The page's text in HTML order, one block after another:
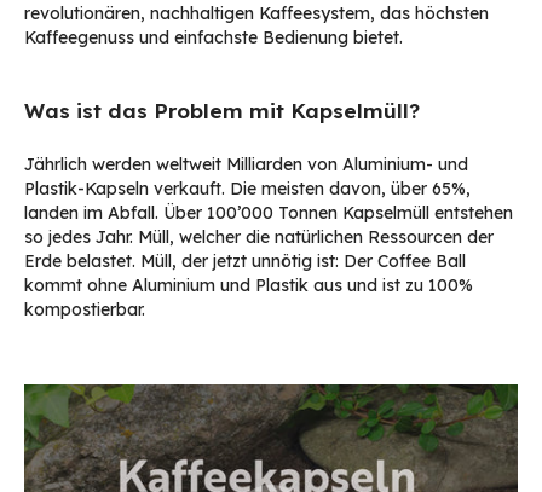
revolutionären, nachhaltigen Kaffeesystem, das höchsten
Kaffeegenuss und einfachste Bedienung bietet.
Was ist das Problem mit Kapselmüll?
Jährlich werden weltweit Milliarden von Aluminium- und
Plastik-Kapseln verkauft. Die meisten davon, über 65%,
landen im Abfall. Über 100’000 Tonnen Kapselmüll entstehen
so jedes Jahr. Müll, welcher die natürlichen Ressourcen der
Erde belastet. Müll, der jetzt unnötig ist: Der Coffee Ball
kommt ohne Aluminium und Plastik aus und ist zu 100%
kompostierbar.